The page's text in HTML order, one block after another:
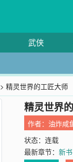
武侠
> 精灵世界的工匠大师
精灵世界
作者： 油炸咸
状态：连载
最新章节：新